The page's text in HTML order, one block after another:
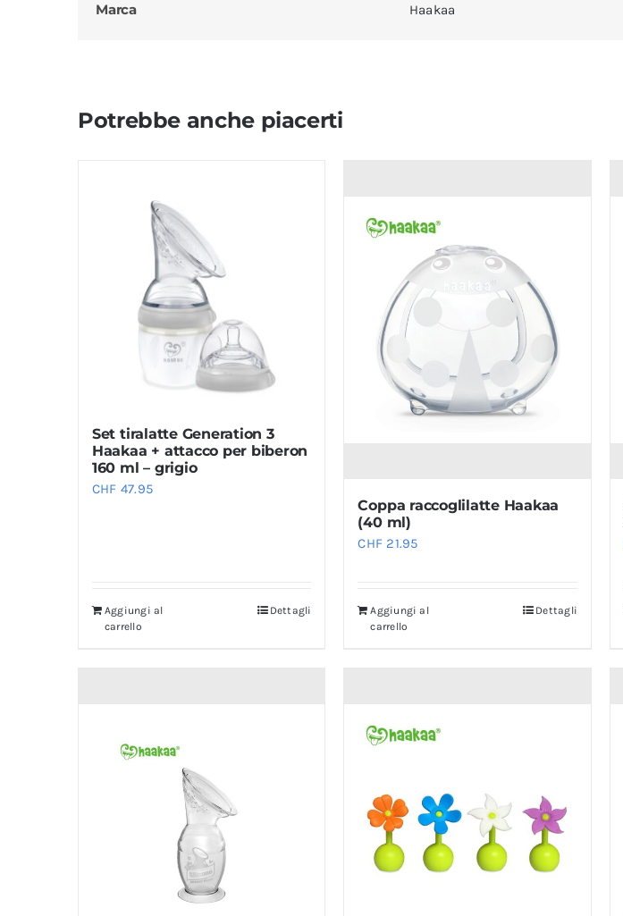
Marca Haakaa
Potrebbe anche piacerti
Set tiralatte Generation 3
Haakaa + attacco per biberon
160 ml – grigio
CHF 47.95
Aggiungi al
carrello
Dettagli
Coppa raccoglilatte Haakaa
(40 ml)
CHF 21.95
Aggiungi al
carrello
Dettagli